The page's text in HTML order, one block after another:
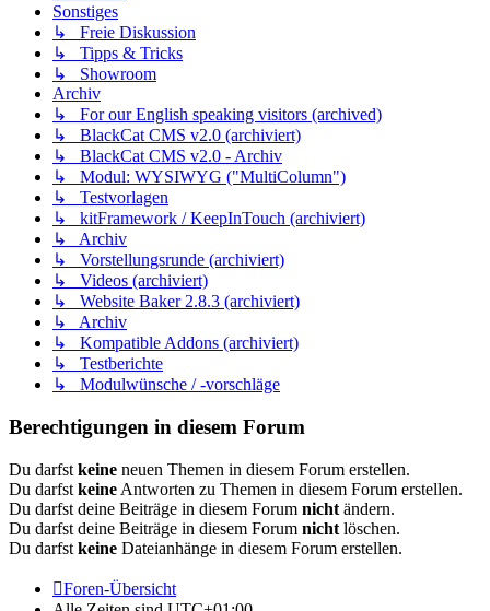
Sonstiges
↳ Freie Diskussion
↳ Tipps & Tricks
↳ Showroom
Archiv
↳ For our English speaking visitors (archived)
↳ BlackCat CMS v2.0 (archiviert)
↳ BlackCat CMS v2.0 - Archiv
↳ Modul: WYSIWYG ("MultiColumn")
↳ Testvorlagen
↳ kitFramework / KeepInTouch (archiviert)
↳ Archiv
↳ Vorstellungsrunde (archiviert)
↳ Videos (archiviert)
↳ Website Baker 2.8.3 (archiviert)
↳ Archiv
↳ Kompatible Addons (archiviert)
↳ Testberichte
↳ Modulwünsche / -vorschläge
Berechtigungen in diesem Forum
Du darfst keine neuen Themen in diesem Forum erstellen.
Du darfst keine Antworten zu Themen in diesem Forum erstellen.
Du darfst deine Beiträge in diesem Forum nicht ändern.
Du darfst deine Beiträge in diesem Forum nicht löschen.
Du darfst keine Dateianhänge in diesem Forum erstellen.
Foren-Übersicht